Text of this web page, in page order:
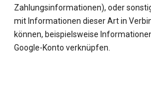
Zahlungsinformationen), oder
mit Informationen dieser Art in
können, beispielsweise
Google-Konto verknüpfen.